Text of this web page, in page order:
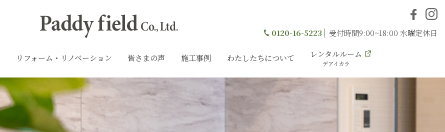
0120-16-5223 受付時間9:00~18:00 水曜定休日
リフォーム・リノベーション 皆さまの声 施工事例 わたしたちについて レンタルルーム
デアイカラ